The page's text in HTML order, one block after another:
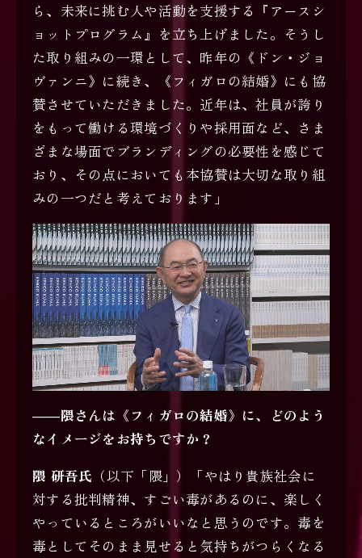
ら、未来に挑む人や活動を支援する『アースシ
ョットプログラム』を立ち上げました。そうし
た取り組みの一環として、昨年の《ドン・ジョ
ヴァンニ》に続き、《フィガロの結婚》にも協
賛させていただきました。近年は、社員が誇り
をもって働ける環境づくりや採用面など、さま
ざまな場面でブランディングの必要性を感じて
おり、その点においても本協賛は大切な取り組
みの一つだと考えております」
――隈さんは《フィガロの結婚》に、どのよう
なイメージをお持ちですか？
隈 研吾氏 （以下「隈」）「やはり貴族社会に
対する批判精神、すごい毒があるのに、楽しく
やっているところがいいなと思うのです。毒を
毒としてそのまま見せると気持ちがつらくなる